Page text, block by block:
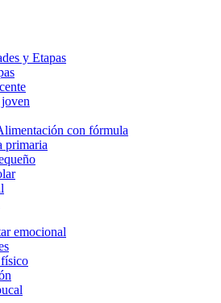
y Etapas
con fórmula
primaria
emocional